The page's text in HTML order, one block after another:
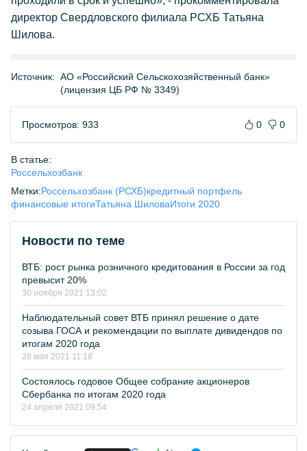
директор Свердловского филиала РСХБ Татьяна
Шилова.
Источник: АО «Российский Сельскохозяйственный банк»
(лицензия ЦБ РФ № 3349)
Просмотров: 933 0 0
В статье:
Россельхозбанк
Метки:Россельхозбанк (РСХБ)кредитный портфель
финансовые итогиТатьяна ШиловаИтоги 2020
Новости по теме
ВТБ: рост рынка розничного кредитования в России за год
превысит 20%
30 ноября 2021 13:02
Наблюдательный совет ВТБ принял решение о дате
созыва ГОСА и рекомендации по выплате дивидендов по
итогам 2020 года
28 мая 2021 11:18
Состоялось годовое Общее собрание акционеров
Сбербанка по итогам 2020 года
24 апреля 2021 09:54